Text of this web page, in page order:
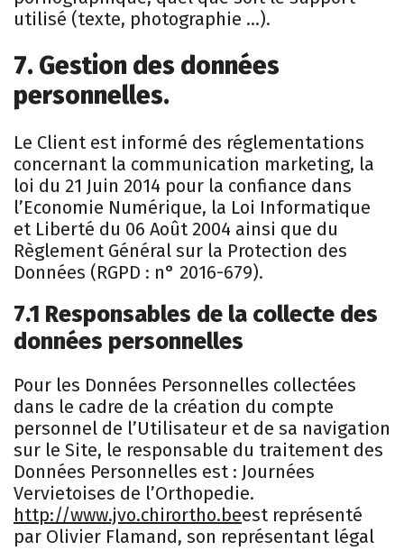
utilisé (texte, photographie …).
7. Gestion des données
personnelles.
Le Client est informé des réglementations
concernant la communication marketing, la
loi du 21 Juin 2014 pour la confiance dans
l’Economie Numérique, la Loi Informatique
et Liberté du 06 Août 2004 ainsi que du
Règlement Général sur la Protection des
Données (RGPD : n° 2016-679).
7.1 Responsables de la collecte des
données personnelles
Pour les Données Personnelles collectées
dans le cadre de la création du compte
personnel de l’Utilisateur et de sa navigation
sur le Site, le responsable du traitement des
Données Personnelles est : Journées
Vervietoises de l’Orthopedie.
http://www.jvo.chirortho.beest représenté
par Olivier Flamand, son représentant légal